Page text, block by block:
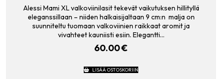
Alessi Mami XL valkoviinilasit tekevät vaikutuksen hillityllä
eleganssillaan – niiden halkaisijaltaan 9 cm:n malja on
suunniteltu tuomaan valkoviinien raikkaat aromit ja
vivahteet kauniisti esiin. Elegantti…
60.00€
LISÄÄ OSTOSKORIIN